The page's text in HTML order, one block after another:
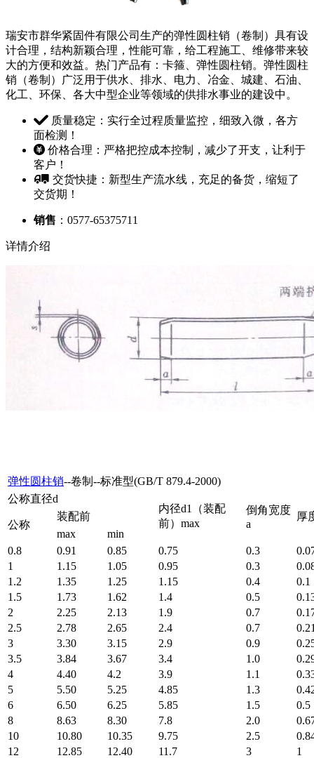
瑞安市群华紧固件有限公司生产的弹性圆柱销（卷制）具有设
计合理，结构新颖合理，性能可靠，给工程施工、维修带来较
大的方便和效益。热门产品有：卡箍、弹性圆柱销。弹性圆柱
销（卷制）广泛用于供水、排水、电力、冶金、城建、石油、
化工、环保、各大中型企业等领域的供排水事业的建设中。
质量稳定：实行全过程质量监控，细致入微，各方
面检测！
价格合理：严格把控成本控制，减少了开支，让利于
客户！
交货快捷：新型生产流水线，充足的备货，缩短了
交货期！
销售 ：0577-65375711
详情介绍
弹性圆柱销--卷制--标准型(GB/T 879.4-2000)
公称直径d
内径d1（装配
前）max
倒角宽度
a
厚
公称
装配前
max
min
0.8
0.91 0.85 0.75 0.3
1
1.15 1.05 0.95 0.3
1.2
1.35 1.25 1.15 0.4
0.1
1.5
1.73 1.62 1.4 0.5
2
2.25 2.13 1.9 0.7
2.5
2.78 2.65 2.4 0.7
3
3.30 3.15 2.9 0.9
3.5
3.84 3.67 3.4 1.0
4
4.40 4.2 3.9 1.1
5
5.50 5.25 4.85 1.3
6
6.50 6.25 5.85 1.5
0.5
8
8.63 8.30 7.8 2.0
10
10.80 10.35 9.75 2.5
12
12.85 12.40 11.7 3
1